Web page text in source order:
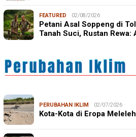
FEATURED 02/08/2026
Petani Asal Soppeng di
Tanah Suci, Rustan Rewa:
PERUBAHAN IKLIM 02/07/2026
Kota-Kota di Eropa